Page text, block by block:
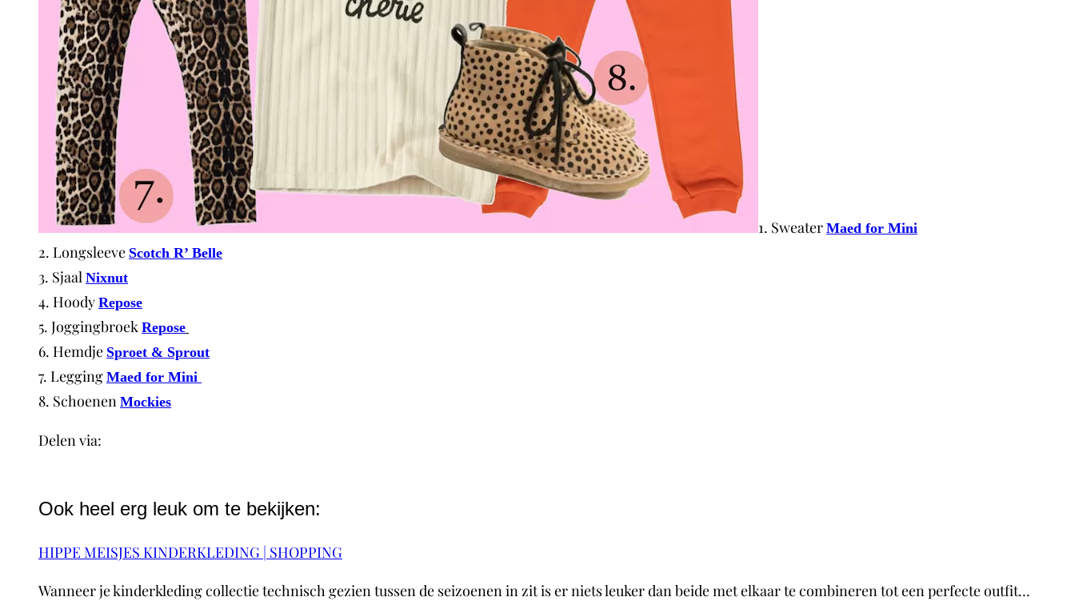
1. Sweater Maed for Mini
2. Longsleeve Scotch R’ Belle
3. Sjaal Nixnut
4. Hoody Repose
5. Joggingbroek Repose
6. Hemdje Sproet & Sprout
7. Legging Maed for Mini
8. Schoenen Mockies
Delen via:
Ook heel erg leuk om te bekijken:
HIPPE MEISJES KINDERKLEDING | SHOPPING
Wanneer je kinderkleding collectie technisch gezien tussen de seizoenen in zit is er niets leuker dan beide met elkaar te combineren tot een perfecte outfit…